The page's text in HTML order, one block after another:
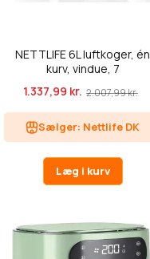
NETTLIFE 6L luftkoger, én
kurv, vindue, 7
1.337,99 kr. 2.007,99 kr.
Sælger: Nettlife DK
Læg i kurv